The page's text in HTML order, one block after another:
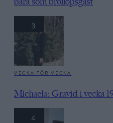
3
VECKA FÖR VECKA
Michaela: Gravid i vecka
4